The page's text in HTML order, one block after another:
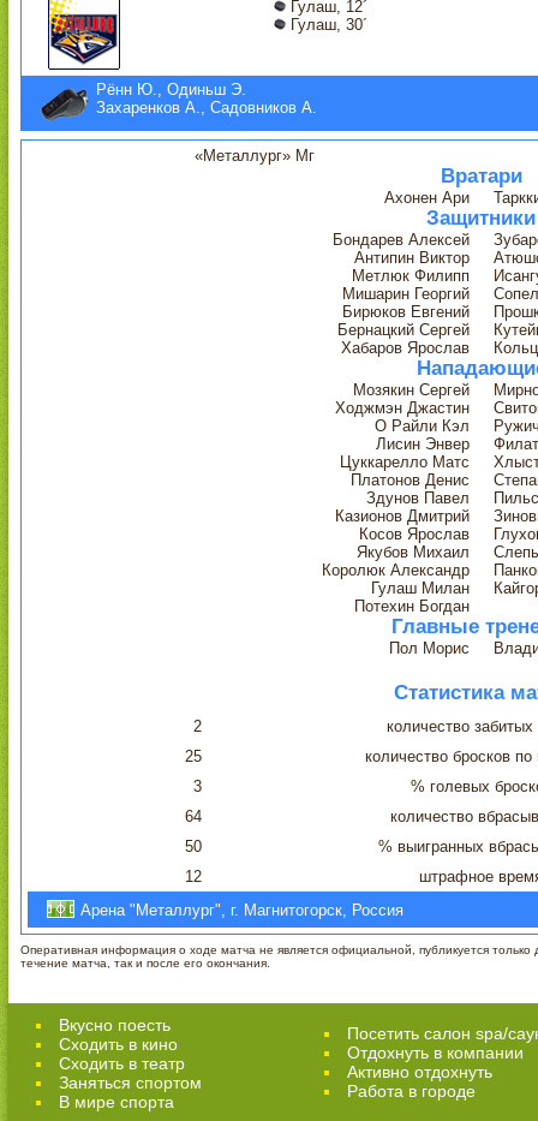
Гулаш, 12´
Гулаш, 30´
Рённ Ю., Одиньш Э.
Захаренков А., Садовников А.
«Металлург» Мг
Вратари
Ахонен Ари
Защитники
Бондарев Алексей
Антипин Виктор
Метлюк Филипп
Мишарин Георгий
Бирюков Евгений
Бернацкий Сергей
Хабаров Ярослав
Мозякин Сергей
Ходжмэн Джастин
О Райли Кэл
Лисин Энвер
Цуккарелло Матс
Платонов Денис
Здунов Павел
Казионов Дмитрий
Косов Ярослав
Якубов Михаил
Королюк Александр
Гулаш Милан
Потехин Богдан
Главные
Пол Морис
Статистика
2
количество
25
количество бросков по
3
% голевых
64
количество
50
% выигранных
12
штрафное
Арена "Металлург", г. Магнитогорск, Россия
Оперативная информация о ходе матча не является официальной, публикуется только
течение матча, так и после его окончания.
Вкусно поесть
Сходить в кино
Cходить в театр
Заняться спортом
В мире спорта
Посетить салон spa/
Отдохнуть в компании
Активно отдохнуть
Работа в городе